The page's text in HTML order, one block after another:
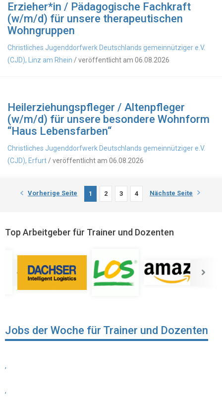
Erzieher*in / Pädagogische Fachkraft
(w/m/d) für unsere therapeutischen
Wohngruppen
Christliches Jugenddorfwerk Deutschlands gemeinnütziger e.V.
(CJD), Linz am Rhein / veröffentlicht am 06.08.2026
Heilerziehungspfleger / Altenpfleger
(w/m/d) für unsere besondere Wohnform
“Haus Lebensfarben“
Christliches Jugenddorfwerk Deutschlands gemeinnütziger e.V.
(CJD), Erfurt / veröffentlicht am 06.08.2026
Vorherige Seite 1 2 3 4 Nächste Seite
Top Arbeitgeber für Trainer und Dozenten
Jobs der Woche für Trainer und Dozenten
,
,